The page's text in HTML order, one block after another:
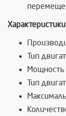
Тип
Мощность
Тип